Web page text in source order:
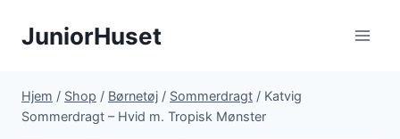
JuniorHuset
Hjem / Shop / Børnetøj / Sommerdragt / Katvig
Sommerdragt – Hvid m. Tropisk Mønster